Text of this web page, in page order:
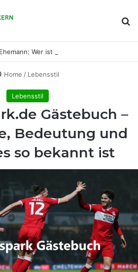
Home / Lebensstil
Lebensstil
Gästebuch –
Bedeutung und
so bekannt ist